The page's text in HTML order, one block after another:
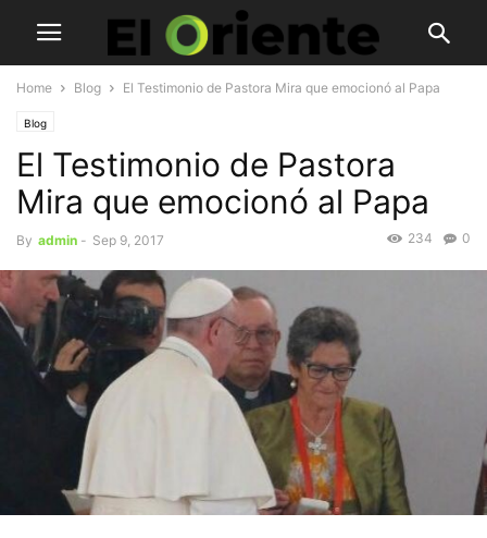
Home Blog El Testimonio de Pastora Mira que emocionó al Papa
Blog
El Testimonio de Pastora
Mira que emocionó al Papa
By admin - Sep 9, 2017 0
234